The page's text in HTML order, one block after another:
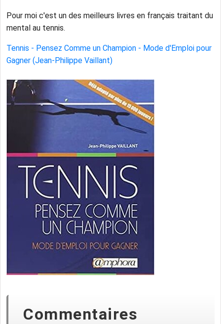
Pour moi c'est un des meilleurs livres en français traitant du
mental au tennis.
Tennis - Pensez Comme un Champion - Mode d'Emploi pour
Gagner (Jean-Philippe Vaillant)
Commentaires